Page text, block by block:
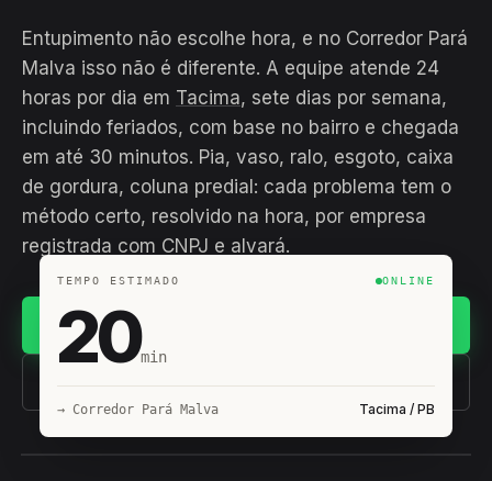
Entupimento não escolhe hora, e no Corredor Pará
Malva isso não é diferente. A equipe atende 24
horas por dia em Tacima, sete dias por semana,
incluindo feriados, com base no bairro e chegada
em até 30 minutos. Pia, vaso, ralo, esgoto, caixa
de gordura, coluna predial: cada problema tem o
método certo, resolvido na hora, por empresa
registrada com CNPJ e alvará.
(11) 93407-8838
TEMPO ESTIMADO ONLINE
20min
→ Corredor Pará Malva Tacima / PB